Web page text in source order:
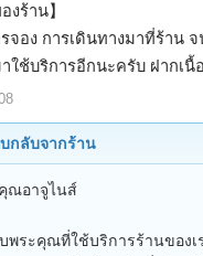
งร้าน】
จอง การเดินทางมาที่ร้าน
ใช้บริการอีกนะครับ ฝากเนื้
กลับจากร้าน
ณอาจูไนส์
พระคุณที่ใช้บริการร้านของเ